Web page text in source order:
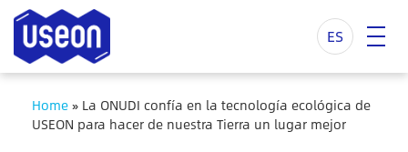
ES
Home» La ONUDI confía en la tecnología ecológica de
USEON para hacer de nuestra Tierra un lugar mejor